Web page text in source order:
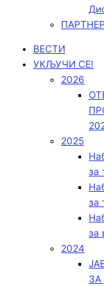
ВЕСТИ
УКЉУЧИ СЕ!
2026
2025
за
за
за
2024
ЗА